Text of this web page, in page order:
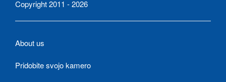
Copyright 2011 - 2026
About us
Pridobite svojo kamero